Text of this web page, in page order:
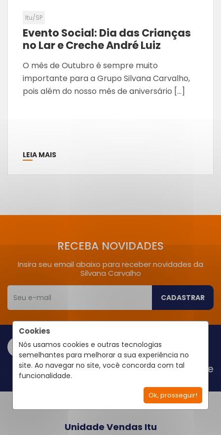
Cookies
Nós usamos cookies e outras tecnologias
semelhantes para melhorar a sua experiência no
site. Ao navegar no site, você concorda com tal
funcionalidade.
Ok, prosseguir!
Itu/SP
Evento Social: Dia das Crianças
no Lar e Creche André Luiz
O mês de Outubro é sempre muito
importante para a Grupo Silvana Carvalho,
pois além do nosso mês de aniversário […]
LEIA MAIS
RECEBA NOVIDADES
Insira seu email abaixo para receber novidades da
Silvana Carvalho
CADASTRAR
Área do Cliente
Unidade Vendas Itu